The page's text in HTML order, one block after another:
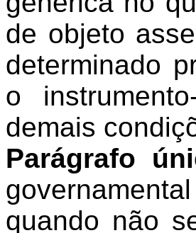
de objeto
determinado
o
demais
Parágrafo
quando não